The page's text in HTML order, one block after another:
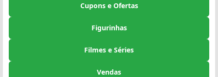
Cupons e Ofertas
Figurinhas
Filmes e Séries
Vendas